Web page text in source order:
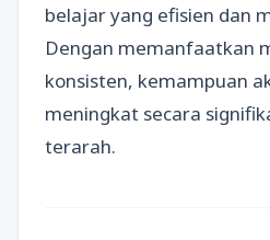
belajar yang efisien dan
Dengan memanfaatkan
konsisten, kemampuan
meningkat secara
terarah.